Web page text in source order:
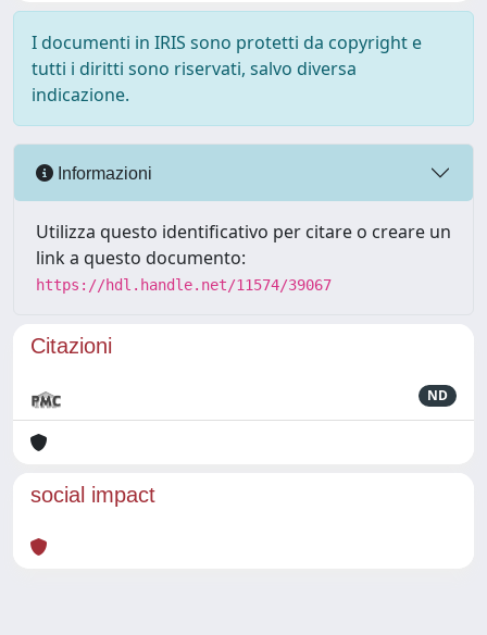
I documenti in IRIS sono protetti da copyright e
tutti i diritti sono riservati, salvo diversa
indicazione.
Informazioni
Utilizza questo identificativo per citare o creare un
link a questo documento:
https://hdl.handle.net/11574/39067
Citazioni
ND
social impact